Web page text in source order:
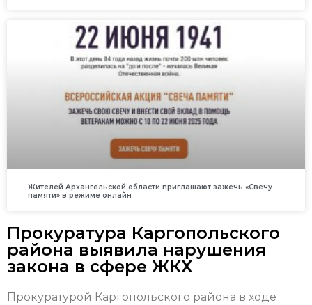
Жителей Архангельской области приглашают зажечь «Свечу
памяти» в режиме онлайн
Прокуратура Каргопольского
района выявила нарушения
закона в сфере ЖКХ
Прокуратурой Каргопольского района в ходе